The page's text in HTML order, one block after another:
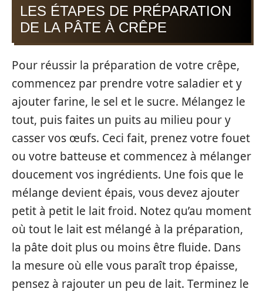
LES ÉTAPES DE PRÉPARATION
DE LA PÂTE À CRÊPE
Pour réussir la préparation de votre crêpe,
commencez par prendre votre saladier et y
ajouter farine, le sel et le sucre. Mélangez le
tout, puis faites un puits au milieu pour y
casser vos œufs. Ceci fait, prenez votre fouet
ou votre batteuse et commencez à mélanger
doucement vos ingrédients. Une fois que le
mélange devient épais, vous devez ajouter
petit à petit le lait froid. Notez qu’au moment
où tout le lait est mélangé à la préparation,
la pâte doit plus ou moins être fluide. Dans
la mesure où elle vous paraît trop épaisse,
pensez à rajouter un peu de lait. Terminez le